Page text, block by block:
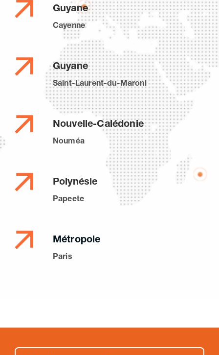
Guyane
Cayenne
Guyane
Saint-Laurent-du-Maroni
Nouvelle-Calédonie
Nouméa
Polynésie
Papeete
Métropole
Paris